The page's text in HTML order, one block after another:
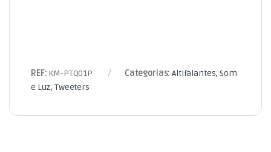
REF: KM-PTQ01P Categorias:Altifalantes,Som
e Luz,Tweeters